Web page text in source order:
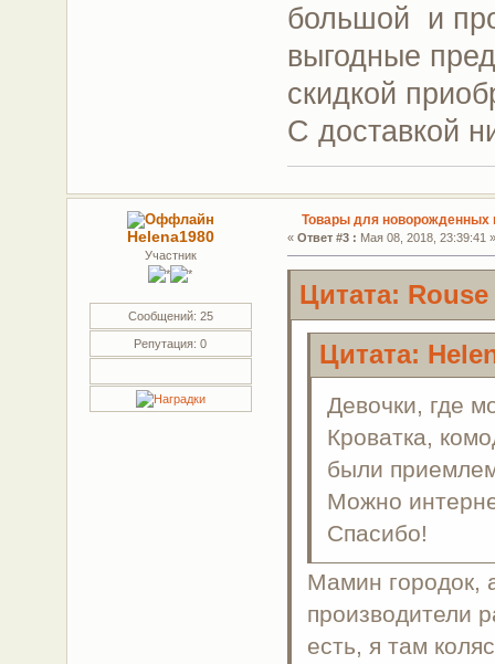
большой и
выгодные
скидкой
С доставкой
Helena1980
Участник
Сообщений: 25
Репутация: 0
Товары для новорожденных
«Ответ #3 : Мая 08, 2018, 23:39:41
Цитата:
Цитата:
Девочки, где
Кроватка,
были
Можно
Спасибо!
Мамин городок,
производители
есть, я там